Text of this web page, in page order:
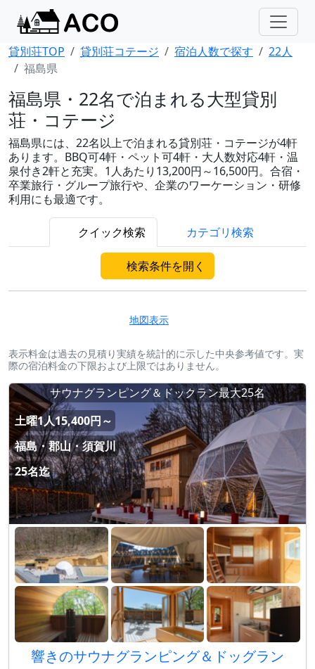
貸別荘TOP 貸別荘コテージ 宿泊人数で探す
22人
福島県
福島県・22名で泊まれる大型貸別
荘・コテージ
福島県には、22名以上で泊まれる貸別荘・コテージが4軒
あります。BBQ可4軒・ペット可4軒・大人数対応4軒・温
泉付き2軒と充実。1人あたり13,200円～16,500円。合宿・
卒業旅行・グループ旅行や、企業のワーケーション・研修
利用にも最適です。
クイック検索 カテゴリ検索
検索条件を開く
地図表示
表示料金は過去の見積り実績を統計的に示した中央参考値です。実
際の宿泊料金の下限および上限ではありません。
サウナグランピング＆ドックラン最大25名
土曜1人15,400円～
福島・郡山・須賀川
25名迄
響きのサウナグランピング＆ドッグラン